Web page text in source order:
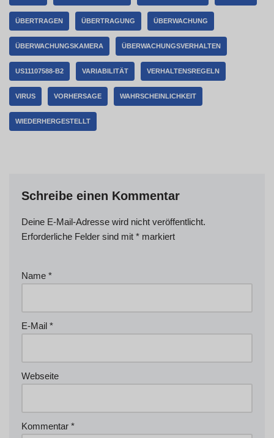
ÜBERTRAGEN ÜBERTRAGUNG ÜBERWACHUNG
ÜBERWACHUNGSKAMERA ÜBERWACHUNGSVERHALTEN
US11107588-B2 VARIABILITÄT VERHALTENSREGELN
VIRUS VORHERSAGE WAHRSCHEINLICHKEIT
WIEDERHERGESTELLT
Schreibe einen Kommentar
Deine E-Mail-Adresse wird nicht veröffentlicht.
Erforderliche Felder sind mit * markiert
Name *
E-Mail *
Webseite
Kommentar *